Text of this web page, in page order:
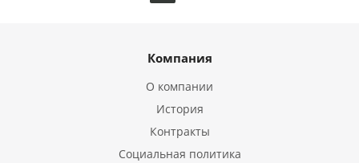
Компания
О компании
История
Контракты
Социальная политика